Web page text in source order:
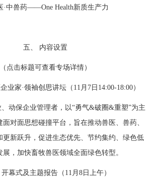
·中兽药——One Health新质生产力
五、 内容设置
（点击标题可查看专场详情）
业家·领袖创思讲坛（11月7日14:00-18:00）
动保企业管理者，以“勇气&破圈&重塑”为主
对面思想碰撞平台，旨在推动兽医、兽药、
更新跃升，促进生态优先、节约集约、绿色低
展，加快畜牧兽医领域全面绿色转型。
开幕式及主题报告（11月8日上午）